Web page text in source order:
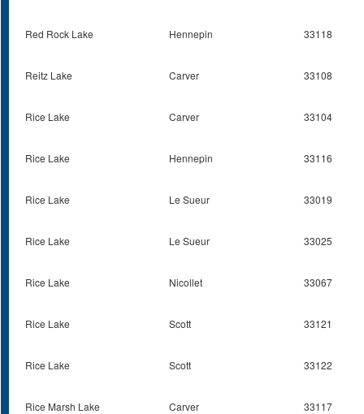
Red Rock Lake Hennepin 33118
Reitz Lake Carver 33108
Rice Lake Carver 33104
Rice Lake Hennepin 33116
Rice Lake Le Sueur 33019
Rice Lake Le Sueur 33025
Rice Lake Nicollet 33067
Rice Lake Scott 33121
Rice Lake Scott 33122
Rice Marsh Lake Carver 33117